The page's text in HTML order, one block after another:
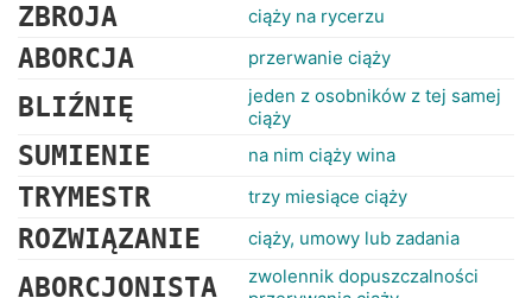
ZBROJA ciąży na rycerzu
ABORCJA przerwanie ciąży
BLIŹNIĘ
jeden z osobników z tej samej
ciąży
SUMIENIE na nim ciąży wina
TRYMESTR trzy miesiące ciąży
ROZWIĄZANIE ciąży, umowy lub zadania
ABORCJONISTA
zwolennik dopuszczalności